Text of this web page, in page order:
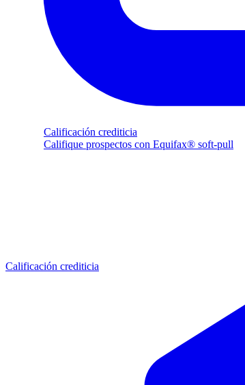
Calificación crediticia
Califique prospectos con Equifax® soft-pull
Calificación crediticia